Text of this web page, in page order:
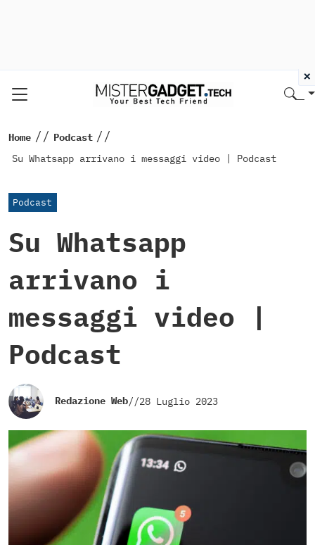
Home // Podcast //
Su Whatsapp arrivano i messaggi video | Podcast
Podcast
Su Whatsapp
arrivano i
messaggi video |
Podcast
Redazione Web//28 Luglio 2023
×